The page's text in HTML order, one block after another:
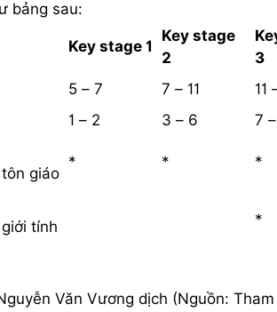
bảng sau:
Key stage 1
Key stage
2
3
5 – 7 7 – 11
11
1 – 2 3 – 6 7
giáo
* * *
tính *
Văn Vương dịch (Nguồn: